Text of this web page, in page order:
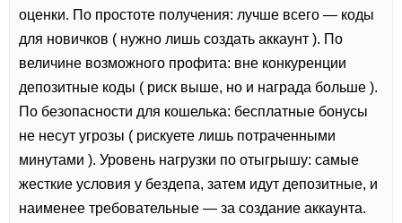
оценки. По простоте получения: лучше всего — коды
для новичков ( нужно лишь создать аккаунт ). По
величине возможного профита: вне конкуренции
депозитные коды ( риск выше, но и награда больше ).
По безопасности для кошелька: бесплатные бонусы
не несут угрозы ( рискуете лишь потраченными
минутами ). Уровень нагрузки по отыгрышу: самые
жесткие условия у бездепа, затем идут депозитные, и
наименее требовательные — за создание аккаунта.